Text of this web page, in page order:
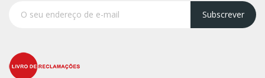
Subscrever